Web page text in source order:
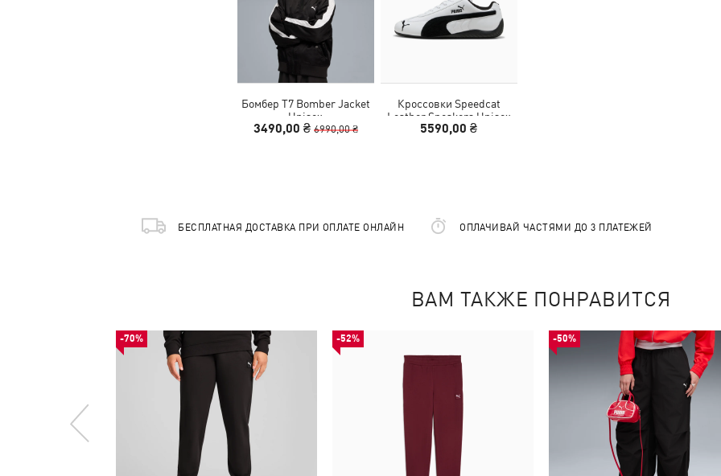
Бомбер T7 Bomber Jacket
Unisex
3490,00 ₴ 6990,00 ₴
Кроссовки Speedcat
Leather Sneakers Unisex
5590,00 ₴
БЕСПЛАТНАЯ ДОСТАВКА ПРИ ОПЛАТЕ ОНЛАЙН ОПЛАЧИВАЙ ЧАСТЯМИ ДО 3 ПЛАТЕЖЕЙ
ВАМ ТАКЖЕ ПОНРАВИТСЯ
-70% -52% -50%